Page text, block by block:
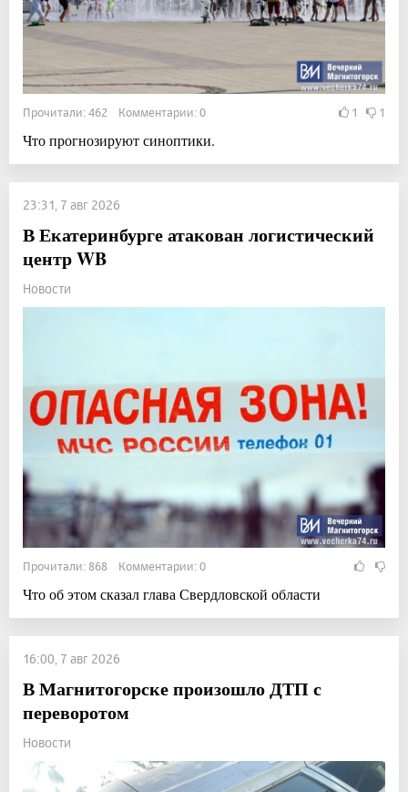
Прочитали: 462 Комментарии: 0 1 1
Что прогнозируют синоптики.
23:31, 7 авг 2026
В Екатеринбурге атакован логистический
центр WB
Новости
Прочитали: 868 Комментарии: 0
Что об этом сказал глава Свердловской области
16:00, 7 авг 2026
В Магнитогорске произошло ДТП с
переворотом
Новости